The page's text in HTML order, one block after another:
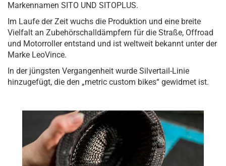
Markennamen SITO UND SITOPLUS.
Im Laufe der Zeit wuchs die Produktion und eine breite
Vielfalt an Zubehörschalldämpfern für die Straße, Offroad
und Motorroller entstand und ist weltweit bekannt unter der
Marke LeoVince.
In der jüngsten Vergangenheit wurde Silvertail-Linie
hinzugefügt, die den „metric custom bikes“ gewidmet ist.